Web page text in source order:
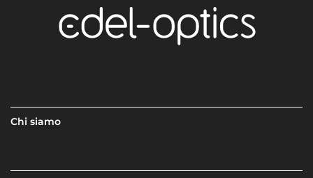
Chi siamo